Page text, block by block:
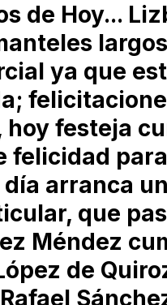
de Hoy...
ya que
hoy festeja
felicidad
arranca
que
Méndez
de